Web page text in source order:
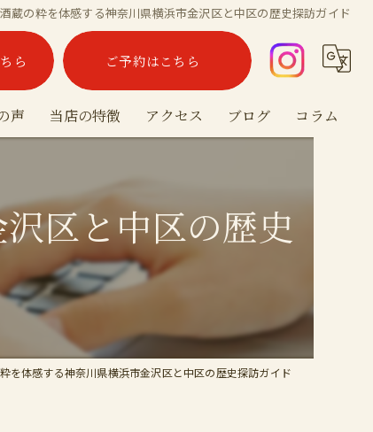
蔵の粋を体感する神奈川県横浜市金沢区と中区の歴史探訪ガイド
ら ご予約はこちら
声 当店の特徴
泡盛
沖縄料理
お酒
宴会
アクセス ブログ コラム
区と中区の歴史
を体感する神奈川県横浜市金沢区と中区の歴史探訪ガイド